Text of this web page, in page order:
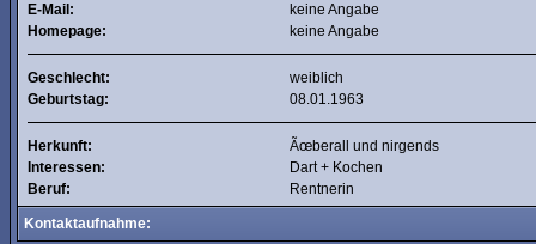
E-Mail:
keine Angabe
Homepage:
keine Angabe
Geschlecht:
weiblich
Geburtstag:
08.01.1963
Herkunft:
Ãœberall und nirgends
Interessen:
Dart + Kochen
Beruf:
Rentnerin
Kontaktaufnahme: